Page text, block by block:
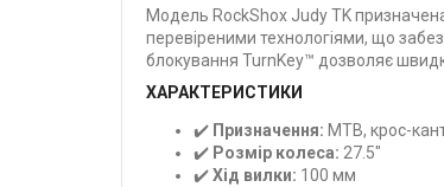
Модель RockShox Judy TK
перевіреними технологіями, що
блокування TurnKey™ дозволяє
ХАРАКТЕРИСТИКИ
✔️ Призначення: MTB, крос-
✔️ Розмір колеса: 27.5"
✔️Хід вилки: 100 мм